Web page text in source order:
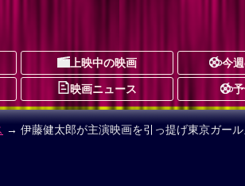
上映中の映画 今
映画ニュース
→ 伊藤健太郎が主演映画を引っ提げ東京ガー